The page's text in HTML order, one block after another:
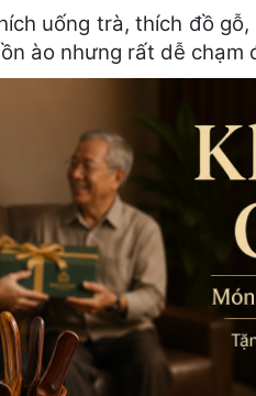
uống trà, thích đồ
ào nhưng rất dễ chạm